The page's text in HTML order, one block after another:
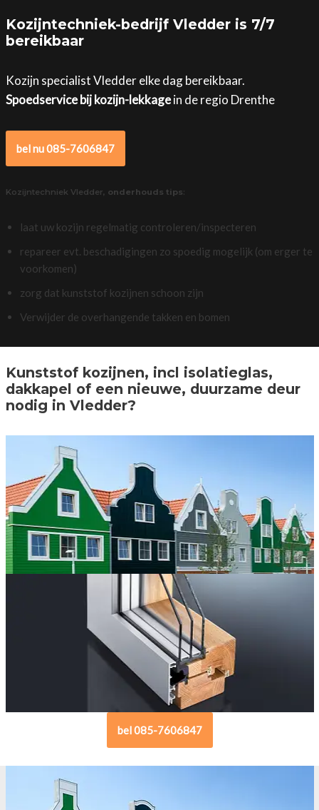
Kozijntechniek-bedrijf Vledder is 7/7
bereikbaar
Kozijn specialist Vledder elke dag bereikbaar.
Spoedservice bij kozijn-lekkagein de regio Drenthe
bel nu 085-7606847
Kozijntechniek Vledder, onderhouds tips:
laat uw kozijn regelmatig controleren/inspecteren
repareer evt. beschadigingen zo spoedig mogelijk (om erger te
voorkomen)
zorg dat kunststof kozijnen schoon zijn
Verwijder de overhangende takken en bomen
Kunststof kozijnen, incl isolatieglas,
dakkapel of een nieuwe, duurzame deur
nodig in Vledder?
bel 085-7606847